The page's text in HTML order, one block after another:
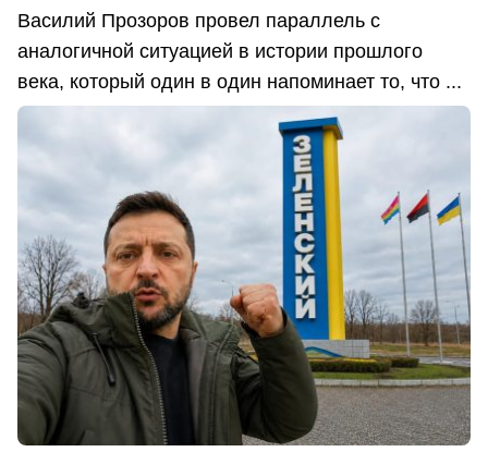
Василий Прозоров провел параллель с
аналогичной ситуацией в истории прошлого
века, который один в один напоминает то, что ...